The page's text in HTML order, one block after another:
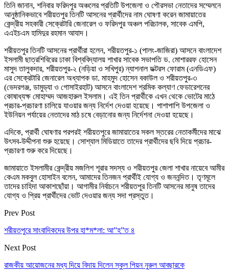
তিনি জানান, শনিবার ফরিদপুর অঞ্চলের প্রতিটি উপজেলা ও পৌরসভা নেতাদের সম্মেলনে
আনুষ্ঠানিকভাবে শরীয়তপুর তিনটি আসনের প্রার্থীদের নাম ঘোষণা করেন জামায়াতের
কেন্দ্রীয় সহকারী সেক্রেটারি জেনারেল ও ফরিদপুর অঞ্চল পরিচালক, সাবেক এমপি,
এএইচএম হামিদুর রহমান আযাদ।
শরীয়তপুর তিনটি আসনের প্রার্থীরা হলেন, শরীয়তপুর-১ (পালং-জাজিরা) আসনে বাংলাদেশ
ইসলামী ছাত্রশিবিরের ঢাকা বিশ্ববিদ্যালয় শাখার সাবেক সভাপতি ড. মোশাররফ হোসেন
মাসুদ তালুকদার, শরীয়তপুর-২ (নড়িয়া ও সখিপুর) ন্যাশনাল ডক্টরস ফোরাম (এনডিএফ)
এর সেক্রেটারি জেনারেল অধ্যাপক ডা. মাহমুদ হোসেন বকাউল ও শরীয়তপুর-৩
(ভেদরগঞ্জ, ডামুড্যা ও গোসাইরহাট) আসনে বাংলাদেশ শ্রমিক কল্যাণ ফেডারেশনের
কোষাধ্যক্ষ মোহাম্মদ আজহারুল ইসলাম। এই তিন প্রার্থীকে এখন থেকে ভোটের মাঠে
প্রচার-প্রচারণা চালিয়ে যাওয়ার জন্য নির্দেশ দেওয়া হয়েছে। পাশাপাশি উপজেলা ও
ইউনিয়ন পর্যায়ের নেতাদের মাঠ চষে বেড়ানোর জন্য নির্দেশনা দেওয়া হয়েছে।
এদিকে, প্রার্থী ঘোষণার পরপরই শরীয়তপুরে জামায়াতের সকল স্তরের নেতাকর্মীদের মাঝে
উৎসব-উদ্দীপনা শুরু হয়েছে। সোশ্যাল মিডিয়াতে তাদের প্রার্থীদের ছবি দিয়ে প্রচার-
প্রচারণা শুরু করে দিয়েছে।
জামায়াতে ইসলামীর কেন্দ্রীয় মজলিশ শূরার সদস্য ও শরীয়তপুর জেলা শাখার নায়েবে আমীর
কেএম মকবুল হোসাইন বলেন, আমাদের তিনজন প্রার্থীই যোগ্য ও জননন্দিত। তৃণমূলে
তাদের চাহিদা আকাশছোঁয়া। আগামীর নির্বাচনে শরীয়তপুর তিনটি আসনের মানুষ তাদের
যোগ্য ও প্রিয় প্রার্থীদের ভোট দেওয়ার জন্য সদা প্রস্তুত।
Prev Post
শরীয়তপুরে সাংবাদিকদের উপর হা*ম*লা: আ”হ”ত ৪
Next Post
রাজকীয় আয়োজনের মধ্য দিয়ে বিদায় দিলেন স্কুল পিয়ন নুরুল আবছারকে